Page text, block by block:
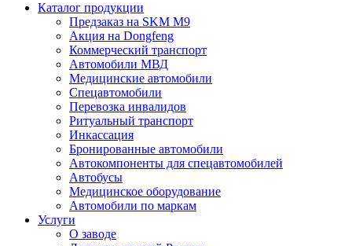
Каталог продукции
Предзаказ на SKM M9
Акция на Dongfeng
Коммерческий транспорт
Автомобили МВД
Медицинские автомобили
Спецавтомобили
Перевозка инвалидов
Ритуальный транспорт
Инкассация
Бронированные автомобили
Автокомпоненты для спецавтомобилей
Автобусы
Медицинское оборудование
Автомобили по маркам
Услуги
О заводе